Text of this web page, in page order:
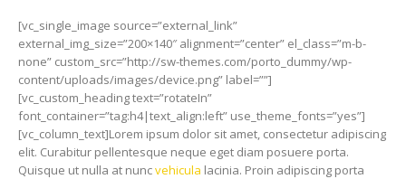
[vc_single_image source=”external_link”
external_img_size=”200×140″ alignment=”center” el_class=”m-b-
none” custom_src=”http://sw-themes.com/porto_dummy/wp-
content/uploads/images/device.png” label=””]
[vc_custom_heading text=”rotateIn”
font_container=”tag:h4|text_align:left” use_theme_fonts=”yes”]
[vc_column_text]Lorem ipsum dolor sit amet, consectetur adipiscing
elit. Curabitur pellentesque neque eget diam posuere porta.
Quisque ut nulla at nuncvehicula lacinia. Proin adipiscing porta